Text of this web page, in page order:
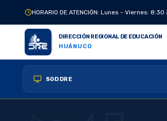
HORARIO DE ATENCIÓN: Lunes - Viernes:
DIRECCIÓN REGIONAL DE EDUCACIÓN
HUÁNUCO
SGD DRE